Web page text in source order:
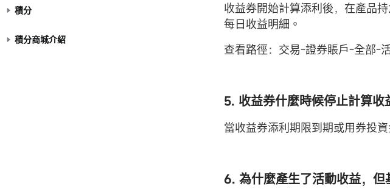
積分
積分商城介紹
收益券開始計算添利後，在產品
每日收益明細。
查看路徑：交易-證券賬戶-全部-
5. 收益券什麼時候停止計算收
當收益券添利期限到期或用券投
6. 為什麼產生了活動收益，但